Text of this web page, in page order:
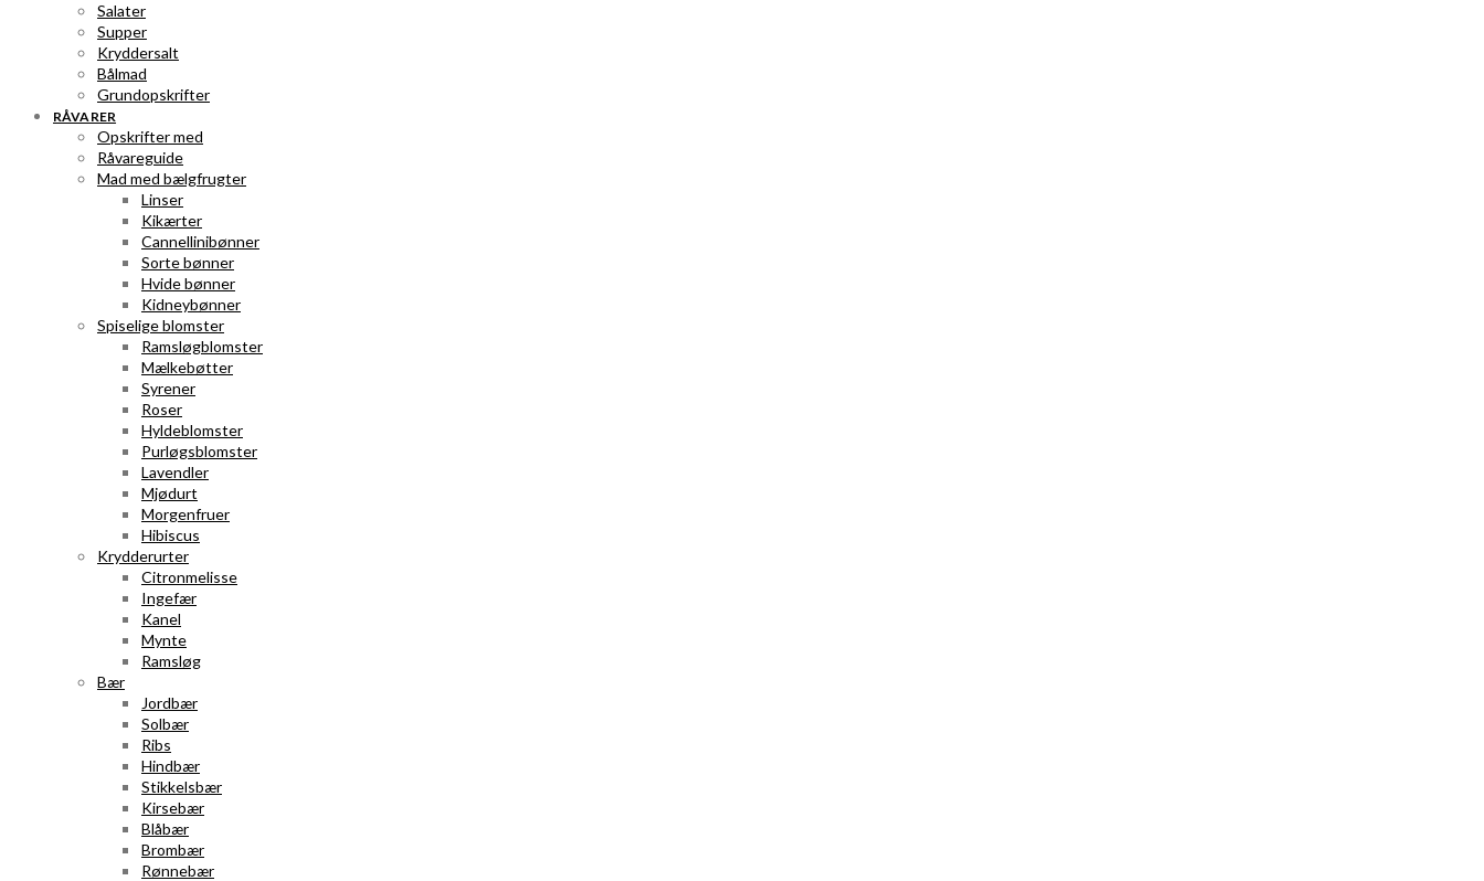
Salater
Supper
Kryddersalt
Bålmad
Grundopskrifter
RÅVARER
Opskrifter med
Råvareguide
Mad med bælgfrugter
Linser
Kikærter
Cannellinibønner
Sorte bønner
Hvide bønner
Kidneybønner
Spiselige blomster
Ramsløgblomster
Mælkebøtter
Syrener
Roser
Hyldeblomster
Purløgsblomster
Lavendler
Mjødurt
Morgenfruer
Hibiscus
Krydderurter
Citronmelisse
Ingefær
Kanel
Mynte
Ramsløg
Bær
Jordbær
Solbær
Ribs
Hindbær
Stikkelsbær
Kirsebær
Blåbær
Brombær
Rønnebær